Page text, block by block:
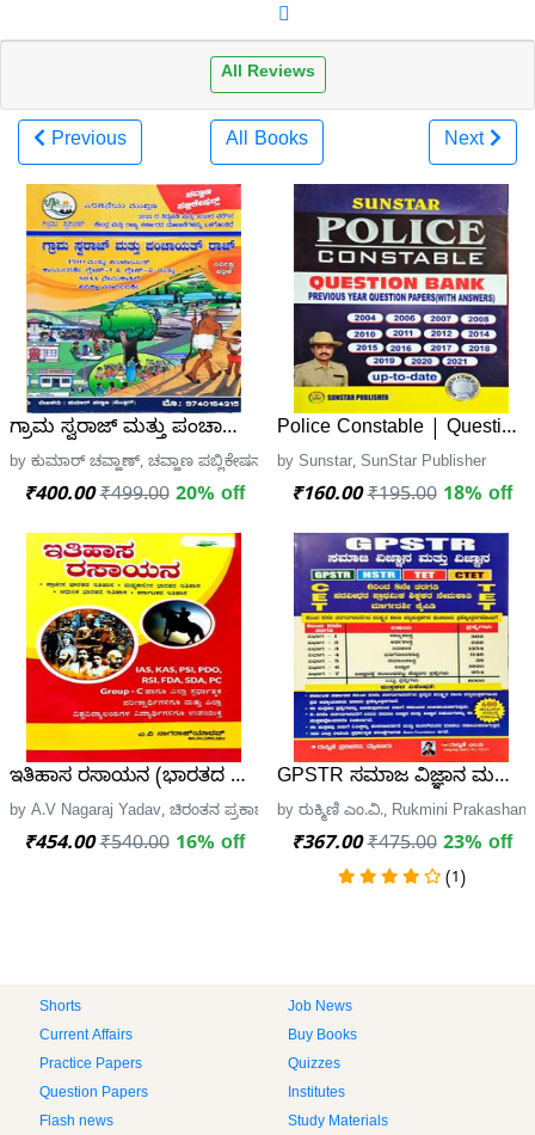
All Reviews
Previous All Books Next
ಗ್ರಾಮ ಸ್ವರಾಜ್ ಮತ್ತು ಪಂಚಾಯತ್ ರಾಜ್ PDO SDAA ಪರೀಕ್ಷಾ
by ಕುಮಾರ್ ಚವ್ಹಾಣ್, ಚವ್ಹಾಣ ಪಬ್ಲಿಕೇಷನ್ಸ್
₹400.00 ₹499.00 20% off
Police Constable | Question
by Sunstar, SunStar Publisher
₹160.00 ₹195.00 18% off
ಇತಿಹಾಸ ರಸಾಯನ (ಭಾರತದ ಸಮಗ್ರ ಇತಿಹಾಸದ
by A.V Nagaraj Yadav, ಚಿರಂತನ ಪ್ರಕಾಶನ
₹454.00 ₹540.00 16% off
GPSTR ಸಮಾಜ ವಿಜ್ಞಾನ ಮತ್ತು
by ರುಕ್ಮಿಣಿ ಎಂ.ವಿ., Rukmini
₹367.00 ₹475.00 23% off
(1)
Shorts
Job News
Current Affairs
Buy Books
Practice Papers
Quizzes
Question Papers
Institutes
Flash news
Study Materials